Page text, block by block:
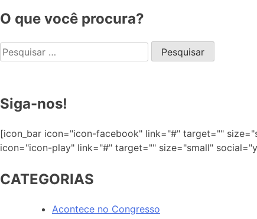
O que você procura?
Siga-nos!
[icon_bar icon="icon-facebook" link="#" target=""
icon="icon-play" link="#" target="" size="small"
CATEGORIAS
Acontece no Congresso